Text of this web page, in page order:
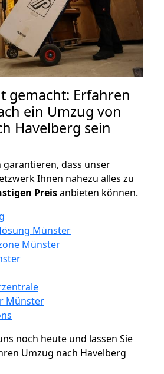
gemacht: Erfahren
ein Umzug von
Havelberg sein
dass unser
Ihnen nahezu alles zu
Preisanbieten können.
Münster
Münster
Münster
noch heute und lassen Sie
Umzug nach Havelberg